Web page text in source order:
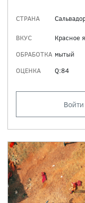
СТРАНА
ВКУС
Красное
ОБРАБОТКА мытый
ОЦЕНКА
Q:84